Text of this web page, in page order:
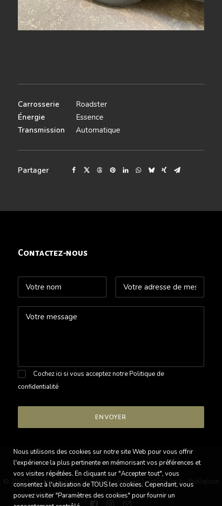
Carrosserie
Roadster
Énergie
Essence
Transmission
Automatique
Partager
Contactez-nous
Cochez ici si vous acceptez notrePolitique de
confidentialité
© 2026 LL Classic Cars. | Tous droits réservés. |webdesign by Yaëlle|com
Nous utilisons des cookies sur notre site Web pour vous offrir
l'expérience la plus pertinente en mémorisant vos préférences et
vos visites répétées. En cliquant sur "Accepter tout", vous
consentez à l'utilisation de TOUS les cookies. Cependant, vous
pouvez visiter "Paramètres des cookies" pour fournir un